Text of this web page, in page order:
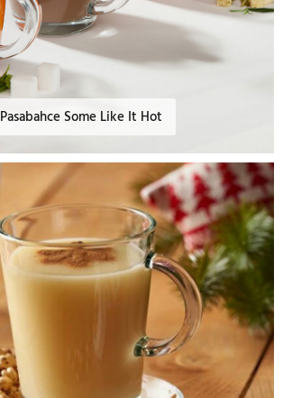
Pasabahce Some Like It Hot